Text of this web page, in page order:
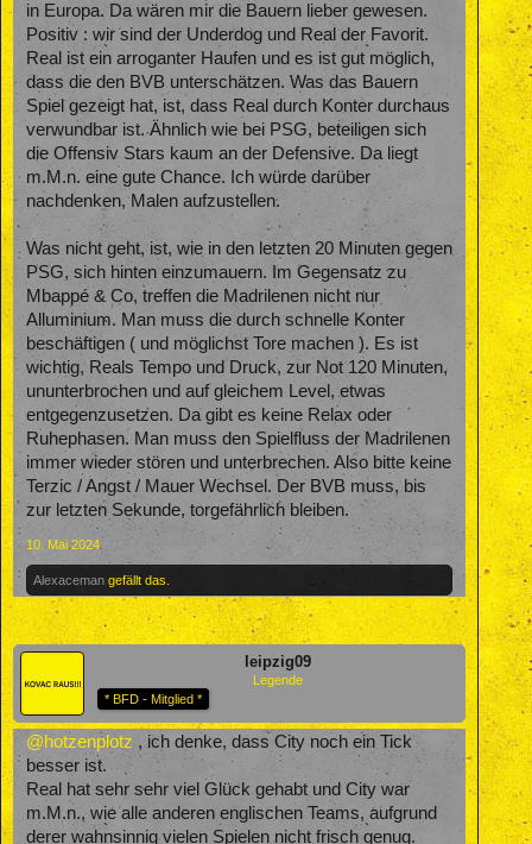
in Europa. Da wären mir die Bauern lieber gewesen.
Positiv : wir sind der Underdog und Real der Favorit.
Real ist ein arroganter Haufen und es ist gut möglich,
dass die den BVB unterschätzen. Was das Bauern
Spiel gezeigt hat, ist, dass Real durch Konter durchaus
verwundbar ist. Ähnlich wie bei PSG, beteiligen sich
die Offensiv Stars kaum an der Defensive. Da liegt
m.M.n. eine gute Chance. Ich würde darüber
nachdenken, Malen aufzustellen.
Was nicht geht, ist, wie in den letzten 20 Minuten gegen
PSG, sich hinten einzumauern. Im Gegensatz zu
Mbappé & Co, treffen die Madrilenen nicht nur
Alluminium. Man muss die durch schnelle Konter
beschäftigen ( und möglichst Tore machen ). Es ist
wichtig, Reals Tempo und Druck, zur Not 120 Minuten,
ununterbrochen und auf gleichem Level, etwas
entgegenzusetzen. Da gibt es keine Relax oder
Ruhephasen. Man muss den Spielfluss der Madrilenen
immer wieder stören und unterbrechen. Also bitte keine
Terzic / Angst / Mauer Wechsel. Der BVB muss, bis
zur letzten Sekunde, torgefährlich bleiben.
10. Mai 2024
Alexaceman gefällt das.
leipzig09
Legende
* BFD - Mitglied *
@hotzenplotz , ich denke, dass City noch ein Tick
besser ist.
Real hat sehr sehr viel Glück gehabt und City war
m.M.n., wie alle anderen englischen Teams, aufgrund
derer wahnsinnig vielen Spielen nicht frisch genug.